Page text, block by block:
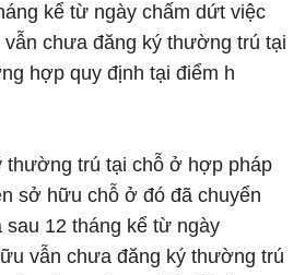
kể từ ngày chấm dứt việc
chưa đăng ký thường trú tại
hợp quy định tại điểm h
thường trú tại chỗ ở hợp pháp
sở hữu chỗ ở đó đã chuyển
12 tháng kể từ ngày
vẫn chưa đăng ký thường trú